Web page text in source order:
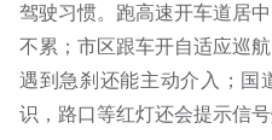
驾驶习惯。跑高速开车道居
不累；市区跟车开自适应巡
遇到急刹还能主动介入；国
识，路口等红灯还会提示信号